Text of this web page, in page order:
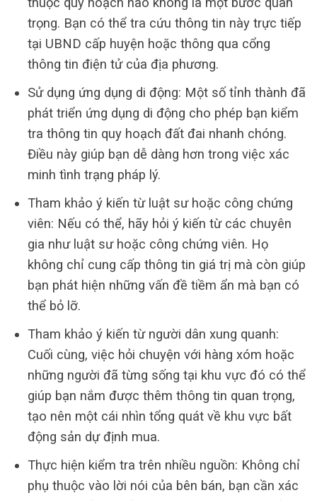
trọng. Bạn có thể tra cứu thông tin này trực tiếp
tại UBND cấp huyện hoặc thông qua cổng
thông tin điện tử của địa phương.
Sử dụng ứng dụng di động: Một số tỉnh thành đã
phát triển ứng dụng di động cho phép bạn kiểm
tra thông tin quy hoạch đất đai nhanh chóng.
Điều này giúp bạn dễ dàng hơn trong việc xác
minh tình trạng pháp lý.
Tham khảo ý kiến từ luật sư hoặc công chứng
viên: Nếu có thể, hãy hỏi ý kiến từ các chuyên
gia như luật sư hoặc công chứng viên. Họ
không chỉ cung cấp thông tin giá trị mà còn giúp
bạn phát hiện những vấn đề tiềm ẩn mà bạn có
thể bỏ lỡ.
Tham khảo ý kiến từ người dân xung quanh:
Cuối cùng, việc hỏi chuyện với hàng xóm hoặc
những người đã từng sống tại khu vực đó có thể
giúp bạn nắm được thêm thông tin quan trọng,
tạo nên một cái nhìn tổng quát về khu vực bất
động sản dự định mua.
Thực hiện kiểm tra trên nhiều nguồn: Không chỉ
phụ thuộc vào lời nói của bên bán, bạn cần xác